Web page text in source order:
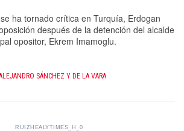
ha tornado crítica en Turquía, Erdogan
después de la detención del alcalde
opositor, Ekrem Imamoglu.
SÁNCHEZ Y DE LA VARA
RUIZHEALYTIMES_H_0